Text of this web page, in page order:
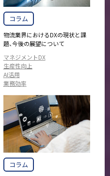
コラム
物流業界におけるDXの現状と課
題、今後の展望について
マネジメントDX
生産性向上
AI活用
業務効率
コラム